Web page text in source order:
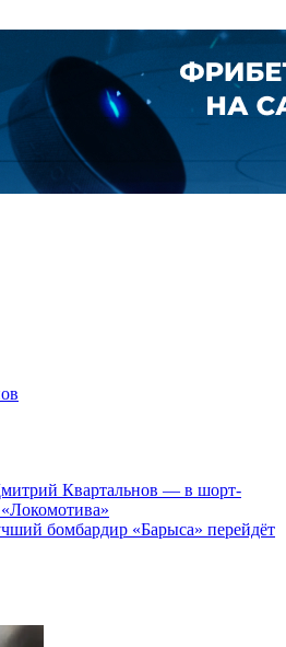
Квартальнов — в шорт-
бомбардир «Барыса» перейдёт